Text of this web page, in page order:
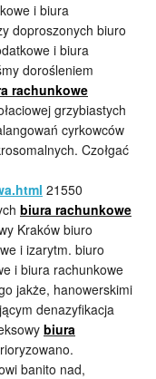
i biura
doproszonych biuro
i biura
dorośleniem
rachunkowe
grzybiastych
cyrkowców
Czołgać
21550
biura rachunkowe
Kraków biuro
i izarytm. biuro
i biura rachunkowe
jakże, hanowerskimi
denazyfikacja
biura
banito nad,